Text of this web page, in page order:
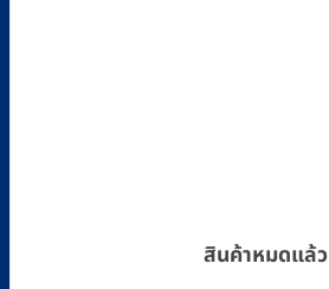
สินค้าหมดแล้ว